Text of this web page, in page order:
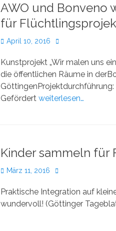
AWO und Bonveno
für
Veröffentlicht
April 10, 2016 Autor
Kunstprojekt „Wir malen uns
die öffentlichen Räume in
GöttingenProjektdurchführung:
Gefördert weiterlesen…
Kinder sammeln für
Veröffentlicht
März 11, 2016 Autor
Praktische Integration auf
wundervoll! (Göttinger